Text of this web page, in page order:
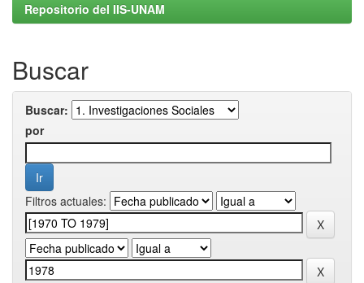
Repositorio del IIS-UNAM
Buscar
Buscar:
por
Filtros actuales: